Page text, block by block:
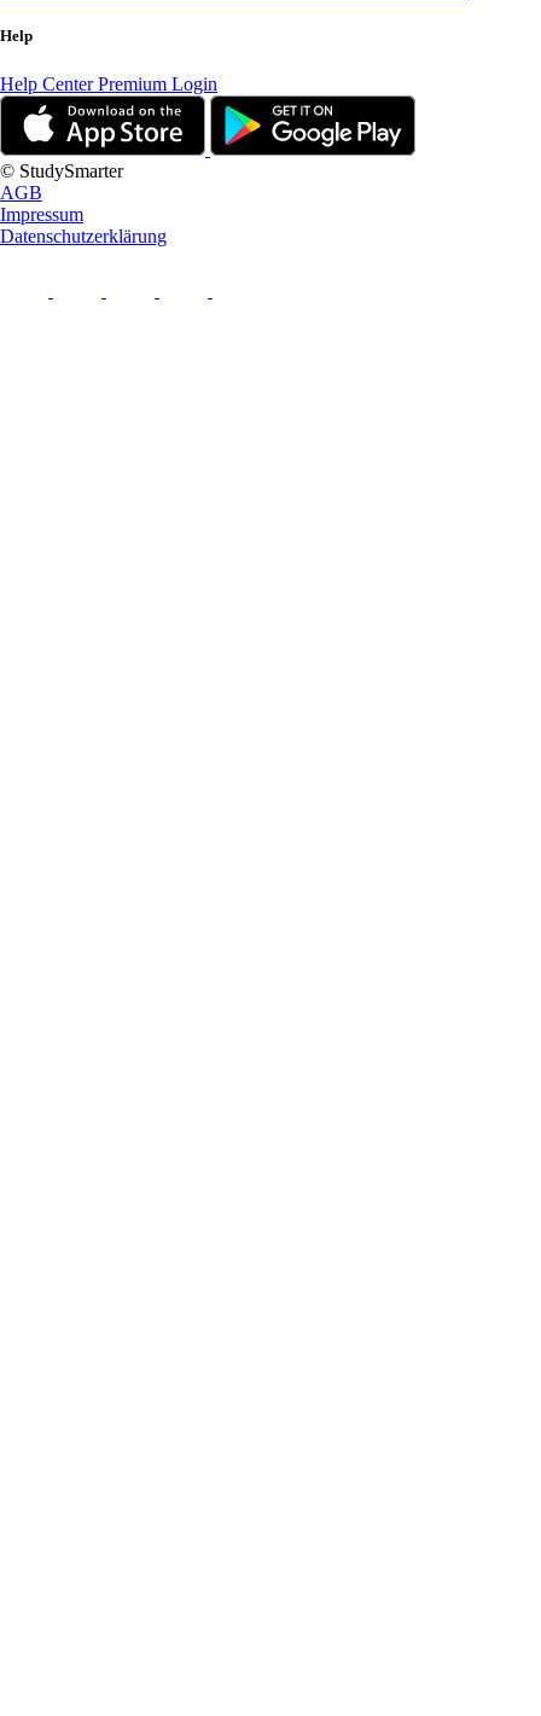
Help
Help CenterPremium Login
© StudySmarter
AGB
Impressum
Datenschutzerklärung